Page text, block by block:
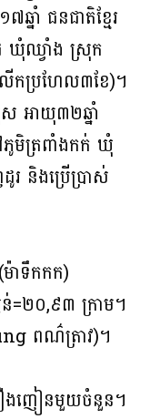
ាំ ជនជាតិខ្មែរ
ឃុំឈ្វាំង ស្រុក
េីកប្រហែល៣ខែ)។
អាយុ៣២ឆ្នាំ
មិត្រពាំងកក់ ឃុំ
រ និងប្រេីប្រាស់
ាទឹកកក)
=២០,៩៣ ក្រាម។
ពណ៌ត្រាវ)។
ឿងញៀនមួយចំនួន។